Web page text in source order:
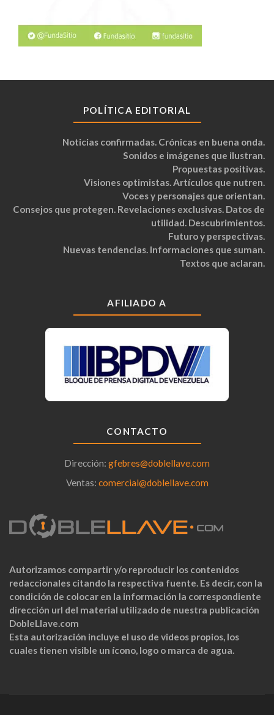
POLÍTICA EDITORIAL
Noticias confirmadas. Crónicas en buena onda.
Sonidos e imágenes que ilustran.
Propuestas positivas.
Visiones optimistas. Artículos que nutren.
Voces y personajes que orientan.
Consejos que protegen. Revelaciones exclusivas. Datos de
utilidad. Descubrimientos.
Futuro y perspectivas.
Nuevas tendencias. Informaciones que suman.
Textos que aclaran.
AFILIADO A
CONTACTO
Dirección: gfebres@doblellave.com
Ventas: comercial@doblellave.com
Autorizamos compartir y/o reproducir los contenidos
redaccionales citando la respectiva fuente. Es decir, con la
condición de colocar en la información la correspondiente
dirección url del material utilizado de nuestra publicación
DobleLlave.com
Esta autorización incluye el uso de videos propios, los
cuales tienen visible un ícono, logo o marca de agua.